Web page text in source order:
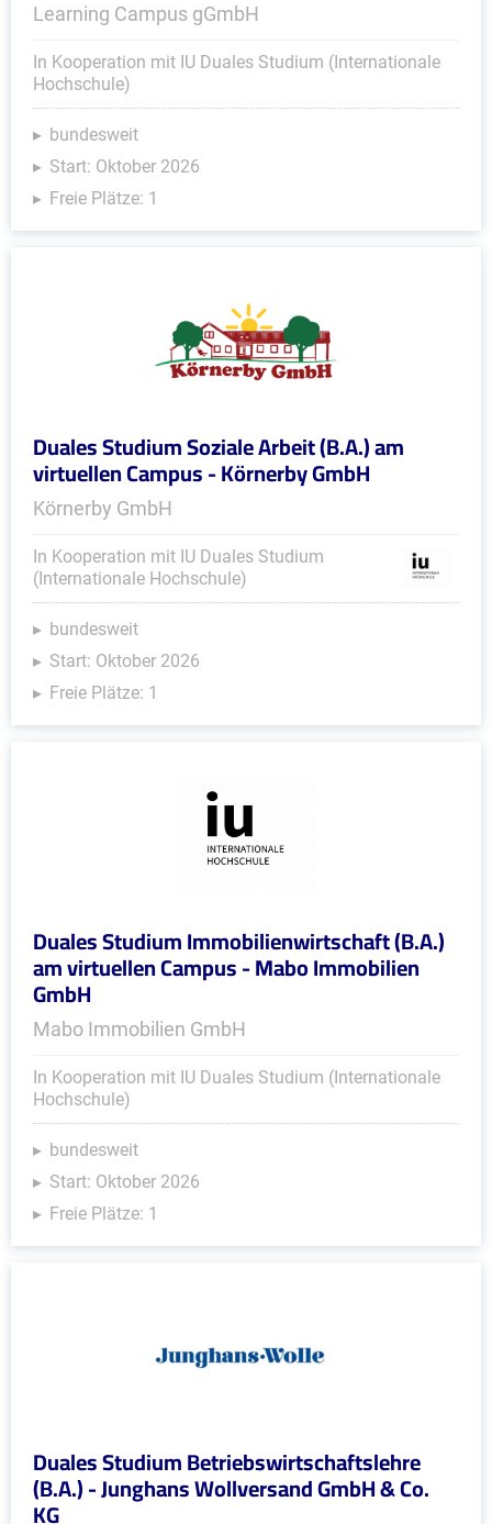
Learning Campus gGmbH
In Kooperation mit IU Duales Studium (Internationale
Hochschule)
bundesweit
Start: Oktober 2026
Freie Plätze: 1
Duales Studium Soziale Arbeit (B.A.) am
virtuellen Campus - Körnerby GmbH
Körnerby GmbH
In Kooperation mit IU Duales Studium
(Internationale Hochschule)
bundesweit
Start: Oktober 2026
Freie Plätze: 1
Duales Studium Immobilienwirtschaft (B.A.)
am virtuellen Campus - Mabo Immobilien
GmbH
Mabo Immobilien GmbH
In Kooperation mit IU Duales Studium (Internationale
Hochschule)
bundesweit
Start: Oktober 2026
Freie Plätze: 1
Duales Studium Betriebswirtschaftslehre
(B.A.) - Junghans Wollversand GmbH & Co.
KG